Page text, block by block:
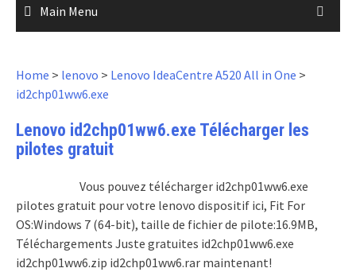
Main Menu
Home > lenovo > Lenovo IdeaCentre A520 All in One >
id2chp01ww6.exe
Lenovo id2chp01ww6.exe Télécharger les
pilotes gratuit
Vous pouvez télécharger id2chp01ww6.exe
pilotes gratuit pour votre lenovo dispositif ici, Fit For
OS:Windows 7 (64-bit), taille de fichier de pilote:16.9MB,
Téléchargements Juste gratuites id2chp01ww6.exe
id2chp01ww6.zip id2chp01ww6.rar maintenant!